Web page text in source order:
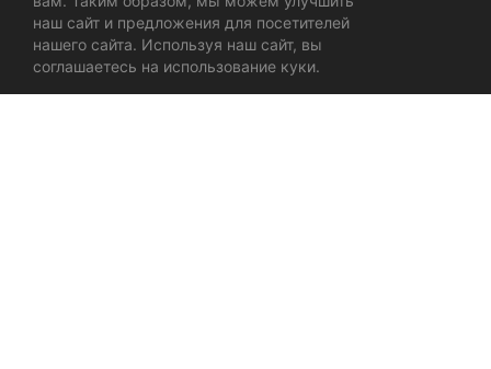
наш сайт и предложения для посетителей
нашего сайта. Используя наш сайт, вы
соглашаетесь на использование куки.